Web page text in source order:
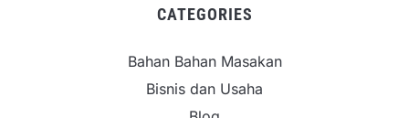
CATEGORIES
Bahan Bahan Masakan
Bisnis dan Usaha